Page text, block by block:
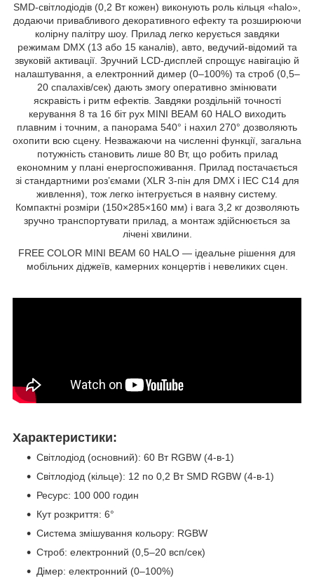
SMD-світлодіодів (0,2 Вт кожен) виконують роль кільця «halo»,
додаючи привабливого декоративного ефекту та розширюючи
колірну палітру шоу. Прилад легко керується завдяки
режимам DMX (13 або 15 каналів), авто, ведучий-відомий та
звуковій активації. Зручний LCD-дисплей спрощує навігацію й
налаштування, а електронний димер (0–100%) та строб (0,5–
20 спалахів/сек) дають змогу оперативно змінювати
яскравість і ритм ефектів. Завдяки роздільній точності
керування 8 та 16 біт рух MINI BEAM 60 HALO виходить
плавним і точним, а панорама 540° і нахил 270° дозволяють
охопити всю сцену. Незважаючи на численні функції, загальна
потужність становить лише 80 Вт, що робить прилад
економним у плані енергоспоживання. Прилад постачається
зі стандартними роз’ємами (XLR 3-пін для DMX і IEC C14 для
живлення), тож легко інтегрується в наявну систему.
Компактні розміри (150×285×160 мм) і вага 3,2 кг дозволяють
зручно транспортувати прилад, а монтаж здійснюється за
лічені хвилини.
FREE COLOR MINI BEAM 60 HALO — ідеальне рішення для
мобільних діджеїв, камерних концертів і невеликих сцен.
Характеристики:
Світлодіод (основний): 60 Вт RGBW (4-в-1)
Світлодіод (кільце): 12 по 0,2 Вт SMD RGBW (4-в-1)
Ресурс: 100 000 годин
Кут розкриття: 6°
Система змішування кольору: RGBW
Строб: електронний (0,5–20 всп/сек)
Дімер: електронний (0–100%)